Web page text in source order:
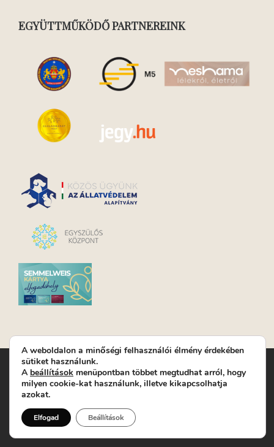
EGYÜTTMŰKÖDŐ PARTNEREINK
Turay Ida Színház Közhasznú Nonprofit Kft. | Működési
helyszín: Turay Ida Színház 1089 Budapest, Kálvária tér 6. |
Levelezési cím: 1089 Budapest, Kálvária tér 14. | Titkárság:
Jegyrendelés: +36-70/607-2620
A weboldalon a minőségi felhasználói élmény érdekében
sütiket használunk.
A beállítások menüpontban többet megtudhat arról, hogy
milyen cookie-kat használunk, illetve kikapcsolhatja
azokat.
Elfogad Beállítások